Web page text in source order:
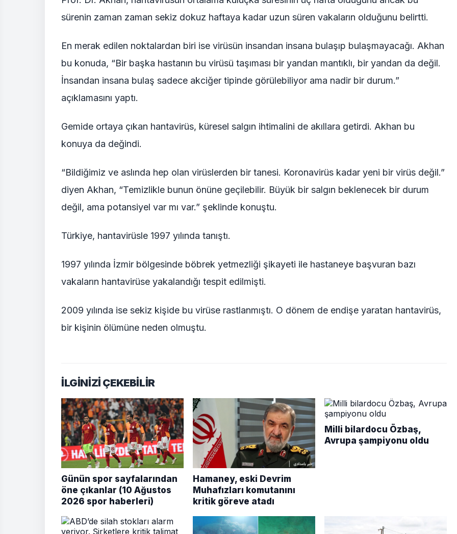
sürenin zaman zaman sekiz dokuz haftaya kadar uzun süren vakaların olduğunu belirtti.
En merak edilen noktalardan biri ise virüsün insandan insana bulaşıp bulaşmayacağı. Akhan
bu konuda, “Bir başka hastanın bu virüsü taşıması bir yandan mantıklı, bir yandan da değil.
İnsandan insana bulaş sadece akciğer tipinde görülebiliyor ama nadir bir durum.”
açıklamasını yaptı.
Gemide ortaya çıkan hantavirüs, küresel salgın ihtimalini de akıllara getirdi. Akhan bu
konuya da değindi.
“Bildiğimiz ve aslında hep olan virüslerden bir tanesi. Koronavirüs kadar yeni bir virüs değil.”
diyen Akhan, “Temizlikle bunun önüne geçilebilir. Büyük bir salgın beklenecek bir durum
değil, ama potansiyel var mı var.” şeklinde konuştu.
Türkiye, hantavirüsle 1997 yılında tanıştı.
1997 yılında İzmir bölgesinde böbrek yetmezliği şikayeti ile hastaneye başvuran bazı
vakaların hantavirüse yakalandığı tespit edilmişti.
2009 yılında ise sekiz kişide bu virüse rastlanmıştı. O dönem de endişe yaratan hantavirüs,
bir kişinin ölümüne neden olmuştu.
İLGİNİZİ ÇEKEBİLİR
Günün spor sayfalarından
öne çıkanlar (10 Ağustos
2026 spor haberleri)
Hamaney, eski Devrim
Muhafızları komutanını
kritik göreve atadı
Milli bilardocu Özbaş,
Avrupa şampiyonu oldu